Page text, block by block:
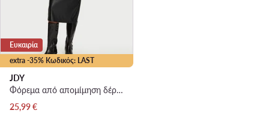
extra -35% Κωδικός: LAST
Ευκαιρία
JDY
Φόρεμα από απομίμηση δέρματος · Μαύρο · Midi
Τρέχουσα τιμή
25,99€